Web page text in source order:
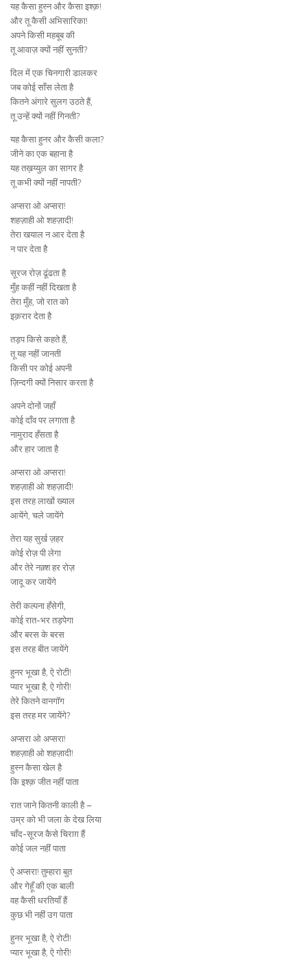
यह कैसा हुस्न और कैसा इश्क़!
और तू कैसी अभिसारिका!
अपने किसी महबूब की
तू आवाज़ क्यों नहीं सुनती?
दिल में एक चिनगारी डालकर
जब कोई साँस लेता है
कितने अंगारे सुलग उठते हैं,
तू उन्हें क्यों नहीं गिनती?
यह कैसा हुनर और कैसी कला?
जीने का एक बहाना है
यह तख़य्युल का सागर है
तू कभी क्यों नहीं नापती?
अप्सरा ओ अप्सरा!
शहज़ाही ओ शहज़ादी!
तेरा खयाल न आर देता है
न पार देता है
सूरज रोज़ ढूंढता है
मुँह कहीं नहीं दिखता है
तेरा मुँह, जो रात को
इक़रार देता है
तड़प किसे कहते हैं,
तू यह नहीं जानती
किसी पर कोई अपनी
ज़िन्दगी क्यों निसार करता है
अपने दोनों जहाँ
कोई दाँव पर लगाता है
नामुराद हँसता है
और हार जाता है
अप्सरा ओ अप्सरा!
शहज़ाही ओ शहज़ादी!
इस तरह लाखों ख्याल
आयेंगे, चले जायेंगे
तेरा यह सुर्ख ज़हर
कोई रोज़ पी लेगा
और तेरे नक़्श हर रोज़
जादू कर जायेंगे
तेरी कल्पना हँसेगी,
कोई रात-भर तड़पेगा
और बरस के बरस
इस तरह बीत जायेंगे
हुनर भूखा है, ऐ रोटी!
प्यार भूखा है, ऐ गोरी!
तेरे कितने वानगॉग
इस तरह मर जायेंगे?
अप्सरा ओ अप्सरा!
शहज़ाही ओ शहज़ादी!
हुस्न कैसा खेल है
कि इश्क़ जीत नहीं पाता
रात जाने कितनी काली है –
उम्र को भी जला के देख लिया
चाँद-सूरज कैसे चिराग़ हैं
कोई जल नहीं पाता
ऐ अप्सरा! तुम्हारा बुत
और गेहूँ की एक बाली
वह कैसी धरतियाँ हैं
कुछ भी नहीं उग पाता
हुनर भूखा है, ऐ रोटी!
प्यार भूखा है, ऐ गोरी!